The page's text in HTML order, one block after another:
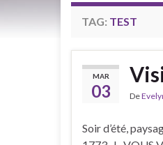
TAG: TEST
MAR
03 De
Soir d’été,